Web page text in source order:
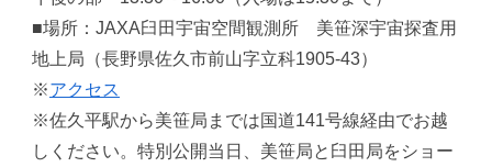
■場所：JAXA臼田宇宙空間観測所 美笹深宇宙探査用
地上局（長野県佐久市前山字立科1905-43）
※アクセス
※佐久平駅から美笹局までは国道141号線経由でお越
しください。特別公開当日、美笹局と臼田局をショー